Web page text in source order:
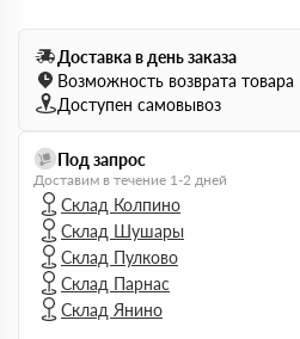
Доставка в день заказа
Возможность возврата товара
Доступен самовывоз
Под запрос
Доставим в течение 1-2 дней
Склад Колпино
Склад Шушары
Склад Пулково
Склад Парнас
Склад Янино